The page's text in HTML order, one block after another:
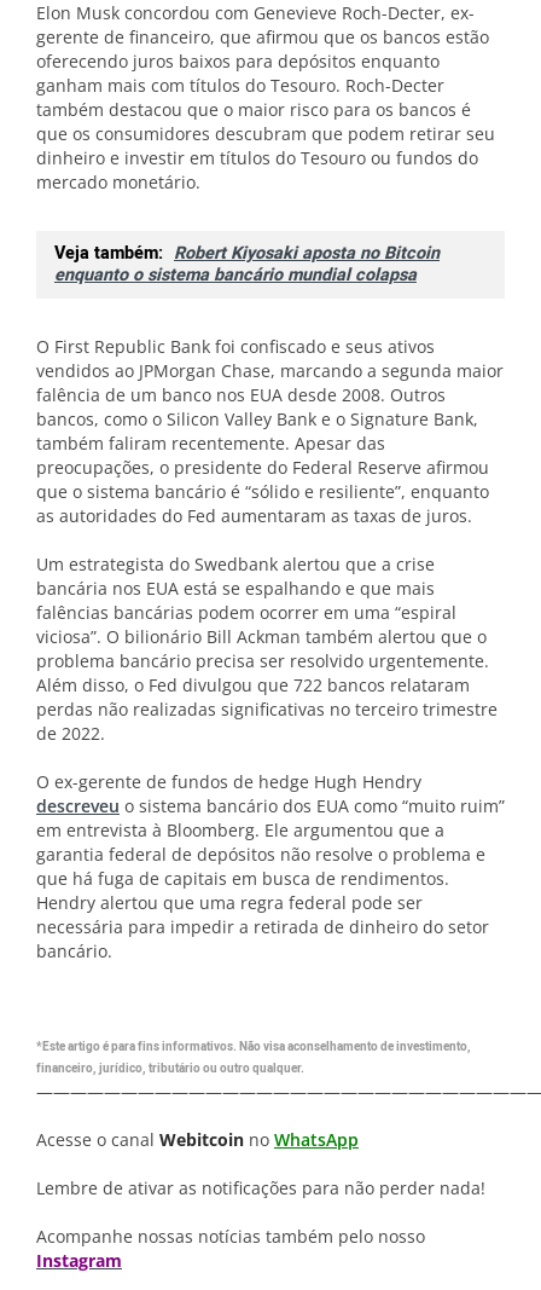
Elon Musk concordou com Genevieve Roch-Decter, ex-
gerente de financeiro, que afirmou que os bancos estão
oferecendo juros baixos para depósitos enquanto
ganham mais com títulos do Tesouro. Roch-Decter
também destacou que o maior risco para os bancos é
que os consumidores descubram que podem retirar seu
dinheiro e investir em títulos do Tesouro ou fundos do
mercado monetário.
Veja também: Robert Kiyosaki aposta no Bitcoin
enquanto o sistema bancário mundial colapsa
O First Republic Bank foi confiscado e seus ativos
vendidos ao JPMorgan Chase, marcando a segunda maior
falência de um banco nos EUA desde 2008. Outros
bancos, como o Silicon Valley Bank e o Signature Bank,
também faliram recentemente. Apesar das
preocupações, o presidente do Federal Reserve afirmou
que o sistema bancário é “sólido e resiliente”, enquanto
as autoridades do Fed aumentaram as taxas de juros.
Um estrategista do Swedbank alertou que a crise
bancária nos EUA está se espalhando e que mais
falências bancárias podem ocorrer em uma “espiral
viciosa”. O bilionário Bill Ackman também alertou que o
problema bancário precisa ser resolvido urgentemente.
Além disso, o Fed divulgou que 722 bancos relataram
perdas não realizadas significativas no terceiro trimestre
de 2022.
O ex-gerente de fundos de hedge Hugh Hendry
descreveu o sistema bancário dos EUA como “muito ruim”
em entrevista à Bloomberg. Ele argumentou que a
garantia federal de depósitos não resolve o problema e
que há fuga de capitais em busca de rendimentos.
Hendry alertou que uma regra federal pode ser
necessária para impedir a retirada de dinheiro do setor
bancário.
*Este artigo é para fins informativos. Não visa aconselhamento de investimento,
financeiro, jurídico, tributário ou outro qualquer.
Acesse o canal Webitcoin no WhatsApp
Lembre de ativar as notificações para não perder nada!
Acompanhe nossas notícias também pelo nosso
Instagram